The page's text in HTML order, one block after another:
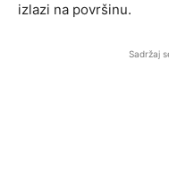
izlazi na površinu.
Sadržaj